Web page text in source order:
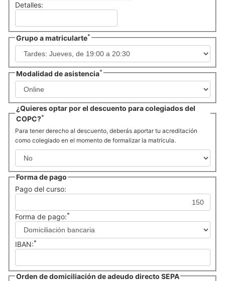
Detalles:
Grupo a matricularte*
Modalidad de asistencia*
¿Quieres optar por el descuento para colegiados del
COPC?*
Para tener derecho al descuento, deberás aportar tu acreditación
como colegiado en el momento de formalizar la matrícula.
Forma de pago
Pago del curso:
Forma de pago:*
IBAN:*
Orden de domiciliación de adeudo directo SEPA